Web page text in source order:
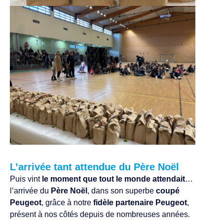
L’arrivée tant attendue du Père Noël
Puis vint le moment que tout le monde attendait…
l’arrivée du Père Noël , dans son superbe coupé
Peugeot, grâce à notre fidèle partenaire Peugeot,
présent à nos côtés depuis de nombreuses années.